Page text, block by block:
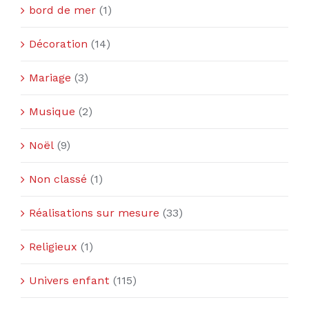
bord de mer (1)
Décoration (14)
Mariage (3)
Musique (2)
Noël (9)
Non classé (1)
Réalisations sur mesure (33)
Religieux (1)
Univers enfant (115)